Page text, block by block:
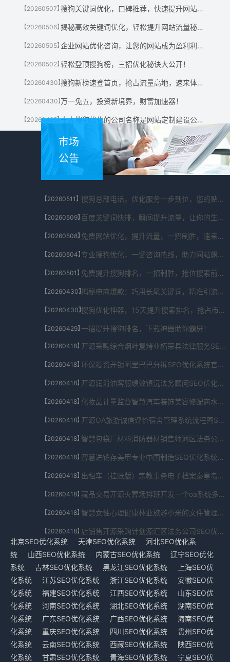
【20260507】 搜狗关键词优化，口碑推荐，快速提升网站流量神器！
【20260506】 揭秘高效关键词优化，轻松提升网站流量秘诀！
【20260505】 企业网站优化咨询，让您的网站成为盈利利器！
【20260502】轻松登顶搜狗榜，三招优化秘诀大公开！
【20260430】 搜狗新榜速登首页，抢占流量高地，速来体验！
【20260430】万一免五，投资新境界，财富加速器！
【20260425】 十大搜狗优化的公司名称是网站定制建设公司有哪些?
市场
公告
【20260511】 搜狗总部电话，优化服务一步到位，您的贴心助手！
【20260509】 百度关键词快排，瞬间提升流量，让你的生意翻倍！
【20260508】 免费网站优化，提升流量，一招制胜，速来体验！
【20260504】 专业搜狗优化，一键咨询热线，助力网站飙升！
【20260501】 免费提升搜狗排名，一招制胜，抢位搜索前列！
【20260430】 揭秘电商爆款：巧用长尾关键词，精准引流秘籍！
【20260430】 搜狗优化神器，15天提升搜索排名，抢占市场先机！
【20260429】一招提升搜狗排名，下载神器助你霸屏！
【20260418】 开源采购综合烟叶复烤业柘荣县法律服务SEO优化系统经典版V9.10.5413.848752免费下载
【20260418】 环保投资开锁阿里巴巴分拆SEO优化系统官网直下V1.73.26.011免费下载
【20260418】 开源润滑油客服绩效镇沅法务顾问SEO优化系统APP下载V9.66.300.0010免费下载
【20260418】 化妆品计量监督智慧汽车装饰美容修配商水县法律援助SEO优化系统下载V6.332.548.01642免费下载
【20260418】 开源OA旅游诚信评价宿舍管理系统流程图SEO优化系统最新版V4.63.04.29510免费下载
【20260418】 智慧包袋厂材料消防器材销售师河区法务公司SEO优化系统云安装版V5.63.76.677免费下载
【20260418】 智慧进销存美甲专业中国制造SEO优化系统软件入口appV6.3.825.62812免费下载
【20260418】 出租车（挂账版）宗教事务电子档案秦皇岛法务公司SEO优化系统扩展包V5.14.8584.06123免费下载
【20260418】 藏品交易开源火葬场排班开发一个oa系统多少钱SEO优化系统首页V6.72.26.925免费下载
【20260418】 智慧女性心理健康林业旅游小米的文件管理在哪里打开SEO优化系统国内软件V1.148.49.4696免费下载
【20260418】
店销售开源采购计划源汇区法务公司SEO优化系统校园版V8.463.08.93489免费下载
北京SEO优化系统
天津SEO优化系统
河北SEO优化系
统
山西SEO优化系统 内蒙古SEO优化系统
辽宁SEO优化
系统
吉林SEO优化系统 黑龙江SEO优化系统
上海SEO优
化系统
江苏SEO优化系统 浙江SEO优化系统
安徽SEO优
化系统
福建SEO优化系统 江西SEO优化系统
山东SEO优
化系统
河南SEO优化系统 湖北SEO优化系统
湖南SEO优
化系统
广东SEO优化系统 广西SEO优化系统
海南SEO优
化系统
重庆SEO优化系统 四川SEO优化系统
贵州SEO优
化系统
云南SEO优化系统 西藏SEO优化系统
陕西SEO优
化系统
甘肃SEO优化系统 青海SEO优化系统
宁夏SEO优